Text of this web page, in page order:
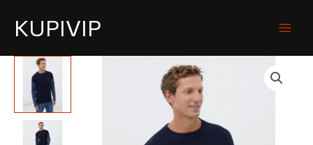
KUPIVIP